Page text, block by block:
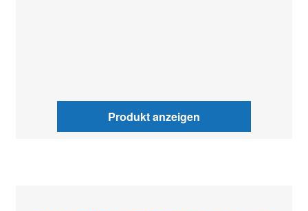
Produkt anzeigen